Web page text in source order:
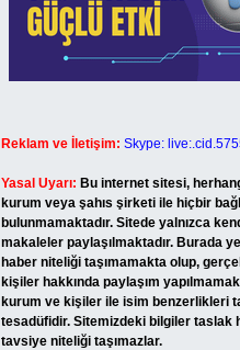
Reklam ve İletişim: Skype:
Yasal Uyarı: Bu internet sitesi,
kurum veya şahıs şirketi ile hiçbir
bulunmamaktadır. Sitede yalnızca
makaleler paylaşılmaktadır. Burada
haber niteliği taşımamakta olup,
kişiler hakkında paylaşım
kurum ve kişiler ile isim benzerlikleri
tesadüfidir. Sitemizdeki bilgiler taslak
tavsiye niteliği taşımazlar.